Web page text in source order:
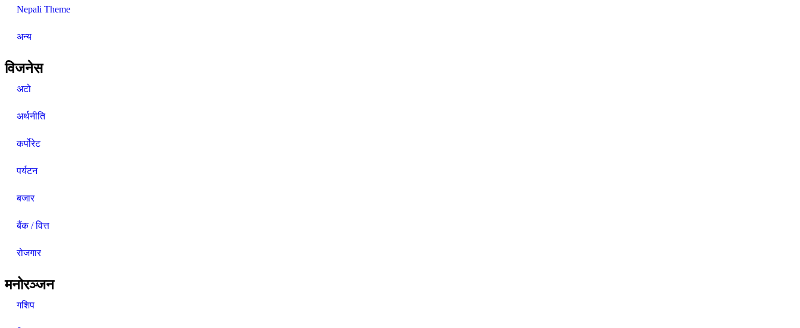
Nepali Theme
अन्य
विजनेस
अटो
अर्थनीति
कर्पोरेट
पर्यटन
बजार
बैंक / वित्त
रोजगार
मनोरञ्जन
गशिप